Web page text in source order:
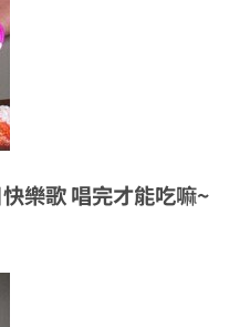
歌 唱完才能吃嘛~